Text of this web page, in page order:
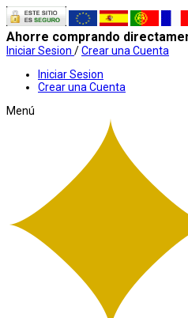
Ahorre comprando
Iniciar Sesion /Crear una Cuenta
Iniciar Sesion
Crear una Cuenta
Menú